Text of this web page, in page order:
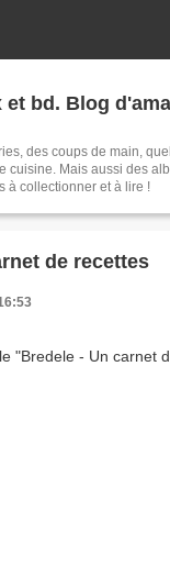
et bd. Blog
des coups de main,
cuisine. Mais aussi des
à collectionner et à lire !
de recettes